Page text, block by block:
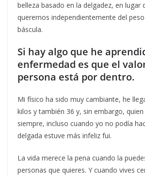
belleza basado en la delgadez, en lugar
querernos independientemente del
báscula.
Si hay algo que he
enfermedad es que el
persona está por dentro.
Mi físico ha sido muy cambiante, he
kilos y también 36 y, sin embargo,
siempre, incluso cuando yo no podía
delgada estuve más infeliz fui.
La vida merece la pena cuando la
personas que quieres. Y cuando vives